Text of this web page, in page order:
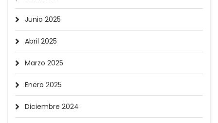
Junio 2025
Abril 2025
Marzo 2025
Enero 2025
Diciembre 2024